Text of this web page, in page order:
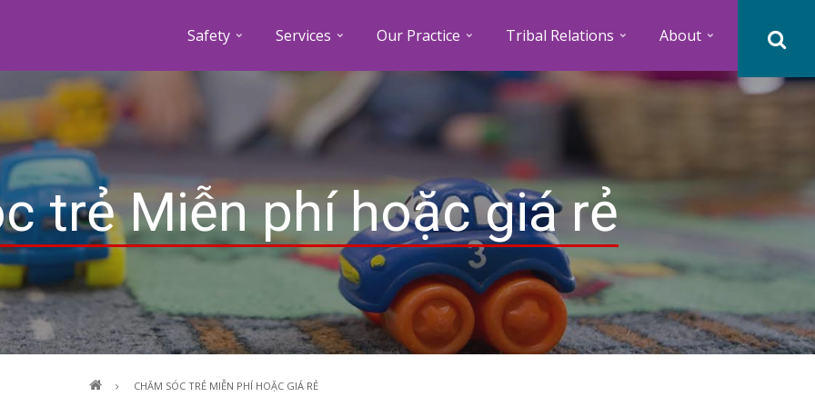
Safety Services Our Practice Tribal Relations About
trẻ Miễn phí hoặc giá rẻ
CHĂM SÓC TRẺ MIỄN PHÍ HOẶC GIÁ RẺ